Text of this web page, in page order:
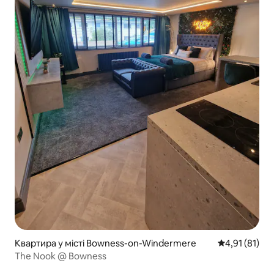
Квартира у місті Bowness-on-Windermere Середня
4,91 (81)
The Nook @ Bowness